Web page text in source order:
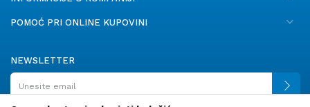
POMOĆ PRI ONLINE KUPOVINI
NEWSLETTER